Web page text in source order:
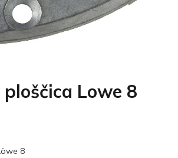
Lowe 8
8